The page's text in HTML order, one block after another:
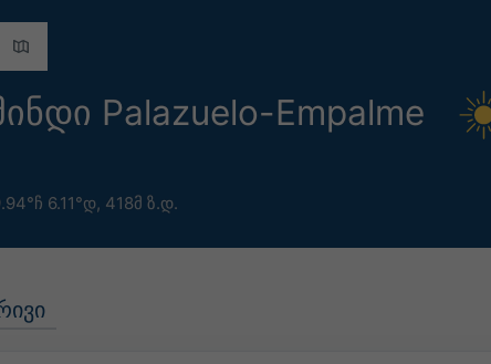
Palazuelo-Empalme
6.11°დ, 418მ ზ.დ.